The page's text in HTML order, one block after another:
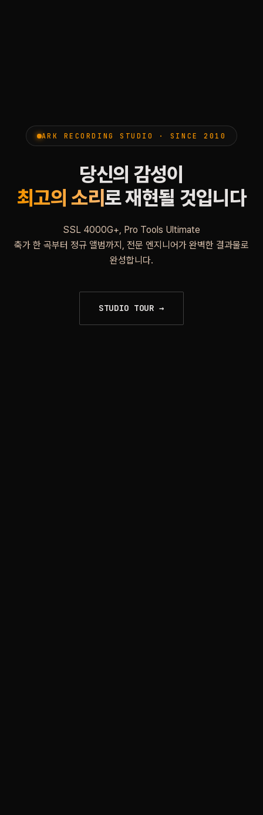
ARK RECORDING STUDIO · SINCE 2010
당신의 감성이
최고의 소리 로 재현될 것입니다
SSL 4000G+, Pro Tools Ultimate
축가 한 곡부터 정규 앨범까지, 전문 엔지니어가 완벽한 결과물로
완성합니다.
STUDIO TOUR →